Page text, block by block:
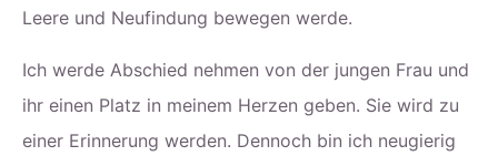
Leere und Neufindung bewegen werde.
Ich werde Abschied nehmen von der jungen Frau und
ihr einen Platz in meinem Herzen geben. Sie wird zu
einer Erinnerung werden. Dennoch bin ich neugierig